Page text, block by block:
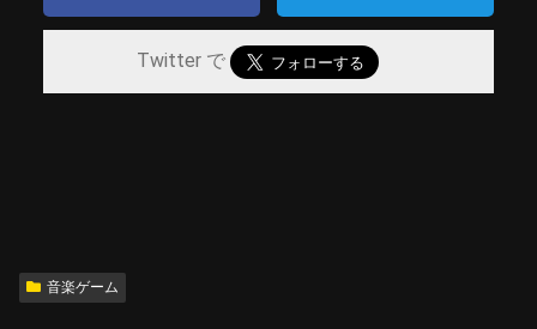
Twitter で
音楽ゲーム